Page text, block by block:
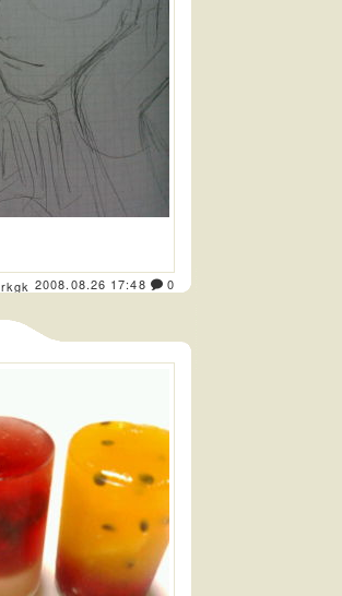
2008.08.26 17:48 0